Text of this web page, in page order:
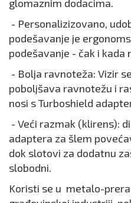
glomaznim dodacima.
- Personalizizovano,
podešavanje je
podešavanje - čak i kada
- Bolja ravnoteža: Vizir
poboljšava ravnotežu i
nosi s Turboshield
- Veći razmak (klirens):
adaptera za šlem
dok slotovi za dodatnu
slobodni.
Koristi se u metalo-